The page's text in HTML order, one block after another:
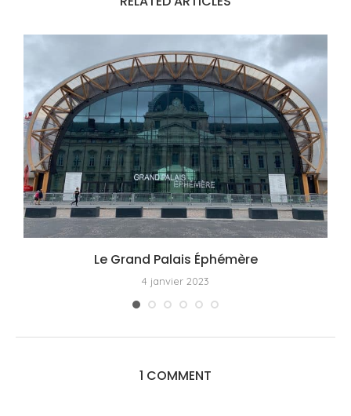
Le Grand Palais Éphémère
4 janvier 2023
1 COMMENT